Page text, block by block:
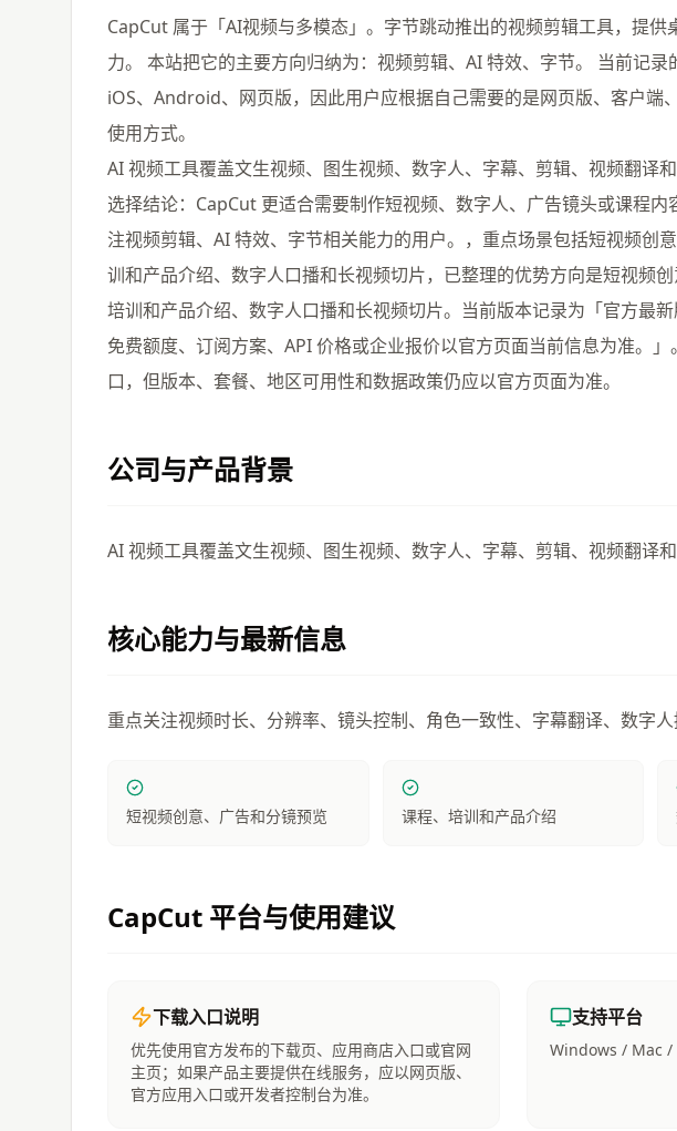
CapCut 属于「AI视频与多模态」。字节跳动推出的视频剪辑工具，提供
力。 本站把它的主要方向归纳为：视频剪辑、AI 特效、字节。 当前记录
iOS、Android、网页版，因此用户应根据自己需要的是网页版、客户端
使用方式。
AI 视频工具覆盖文生视频、图生视频、数字人、字幕、剪辑、视频翻译和
选择结论：CapCut 更适合需要制作短视频、数字人、广告镜头或课程
注视频剪辑、AI 特效、字节相关能力的用户。，重点场景包括短视频创
训和产品介绍、数字人口播和长视频切片，已整理的优势方向是短视频创
培训和产品介绍、数字人口播和长视频切片。当前版本记录为「官方最
免费额度、订阅方案、API 价格或企业报价以官方页面当前信息为准。
口，但版本、套餐、地区可用性和数据政策仍应以官方页面为准。
公司与产品背景
AI 视频工具覆盖文生视频、图生视频、数字人、字幕、剪辑、视频翻译和
核心能力与最新信息
重点关注视频时长、分辨率、镜头控制、角色一致性、字幕翻译、数字人
短视频创意、广告和分镜预览 课程、培训和产品介绍
CapCut 平台与使用建议
下载入口说明
优先使用官方发布的下载页、应用商店入口或官网
主页；如果产品主要提供在线服务，应以网页版、
官方应用入口或开发者控制台为准。
支持平台
Windows / Mac /